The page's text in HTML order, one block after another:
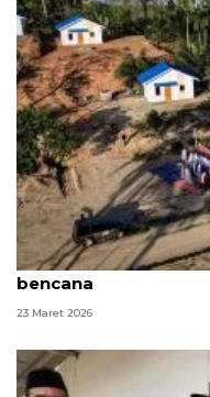
Kala pohon pinang
bencana
23 Maret 2026